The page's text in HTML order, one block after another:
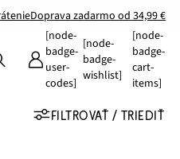
Doprava zadarmo od 34,99 €
[node-
badge-
user-
codes]
[node-
badge-
wishlist]
[node-
badge-
cart-
items]
FILTROVAŤ / TRIEDIŤ